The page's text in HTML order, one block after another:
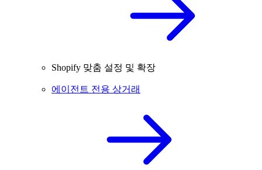
Shopify 맞춤 설정 및 확장
에이전트 전용 상거래